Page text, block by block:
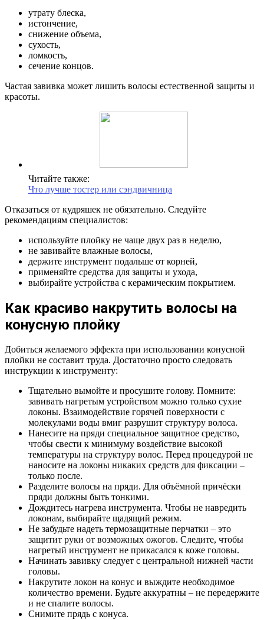
утрату блеска,
истончение,
снижение объема,
сухость,
ломкость,
сечение концов.
Частая завивка может лишить волосы естественной защиты и
красоты.
Читайте также:
Что лучше тостер или сэндвичница
Отказаться от кудряшек не обязательно. Следуйте
рекомендациям специалистов:
используйте плойку не чаще двух раз в неделю,
не завивайте влажные волосы,
держите инструмент подальше от корней,
применяйте средства для защиты и ухода,
выбирайте устройства с керамическим покрытием.
Как красиво накрутить волосы на
конусную плойку
Добиться желаемого эффекта при использовании конусной
плойки не составит труда. Достаточно просто следовать
инструкции к инструменту:
Тщательно вымойте и просушите голову. Помните:
завивать нагретым устройством можно только сухие
локоны. Взаимодействие горячей поверхности с
молекулами воды вмиг разрушит структуру волоса.
Нанесите на пряди специальное защитное средство,
чтобы свести к минимуму воздействие высокой
температуры на структуру волос. Перед процедурой не
наносите на локоны никаких средств для фиксации –
только после.
Разделите волосы на пряди. Для объёмной причёски
пряди должны быть тонкими.
Дождитесь нагрева инструмента. Чтобы не навредить
локонам, выбирайте щадящий режим.
Не забудьте надеть термозащитные перчатки – это
защитит руки от возможных ожогов. Следите, чтобы
нагретый инструмент не прикасался к коже головы.
Начинать завивку следует с центральной нижней части
головы.
Накрутите локон на конус и выждите необходимое
количество времени. Будьте аккуратны – не передержите
и не спалите волосы.
Снимите прядь с конуса.